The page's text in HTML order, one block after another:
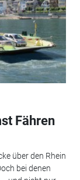
Fähren
über den Rhein
bei denen